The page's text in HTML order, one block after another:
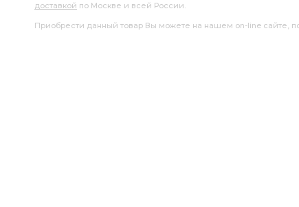
доставкой по Москве и всей России.
Приобрести данный товар Вы можете на нашем on-line сайте,